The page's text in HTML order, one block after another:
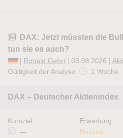
DAX: Jetzt müssten die
tun sie es auch?
| Ronald Gehrt | 03.08.2026 |
Gültigkeit der Analyse:
1 Woche
DAX – Deutscher Aktienindex
Kursziel
—
Erwartung
Neutral